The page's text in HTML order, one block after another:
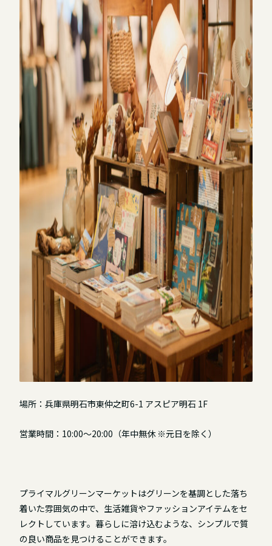
場所：兵庫県明石市東仲之町6-1 アスピア明石 1F
営業時間：10:00～20:00（年中無休 ※元日を除く）
プライマルグリーンマーケットはグリーンを基調とした落ち
着いた雰囲気の中で、生活雑貨やファッションアイテムをセ
レクトしています。暮らしに溶け込むような、シンプルで質
の良い商品を見つけることができます。